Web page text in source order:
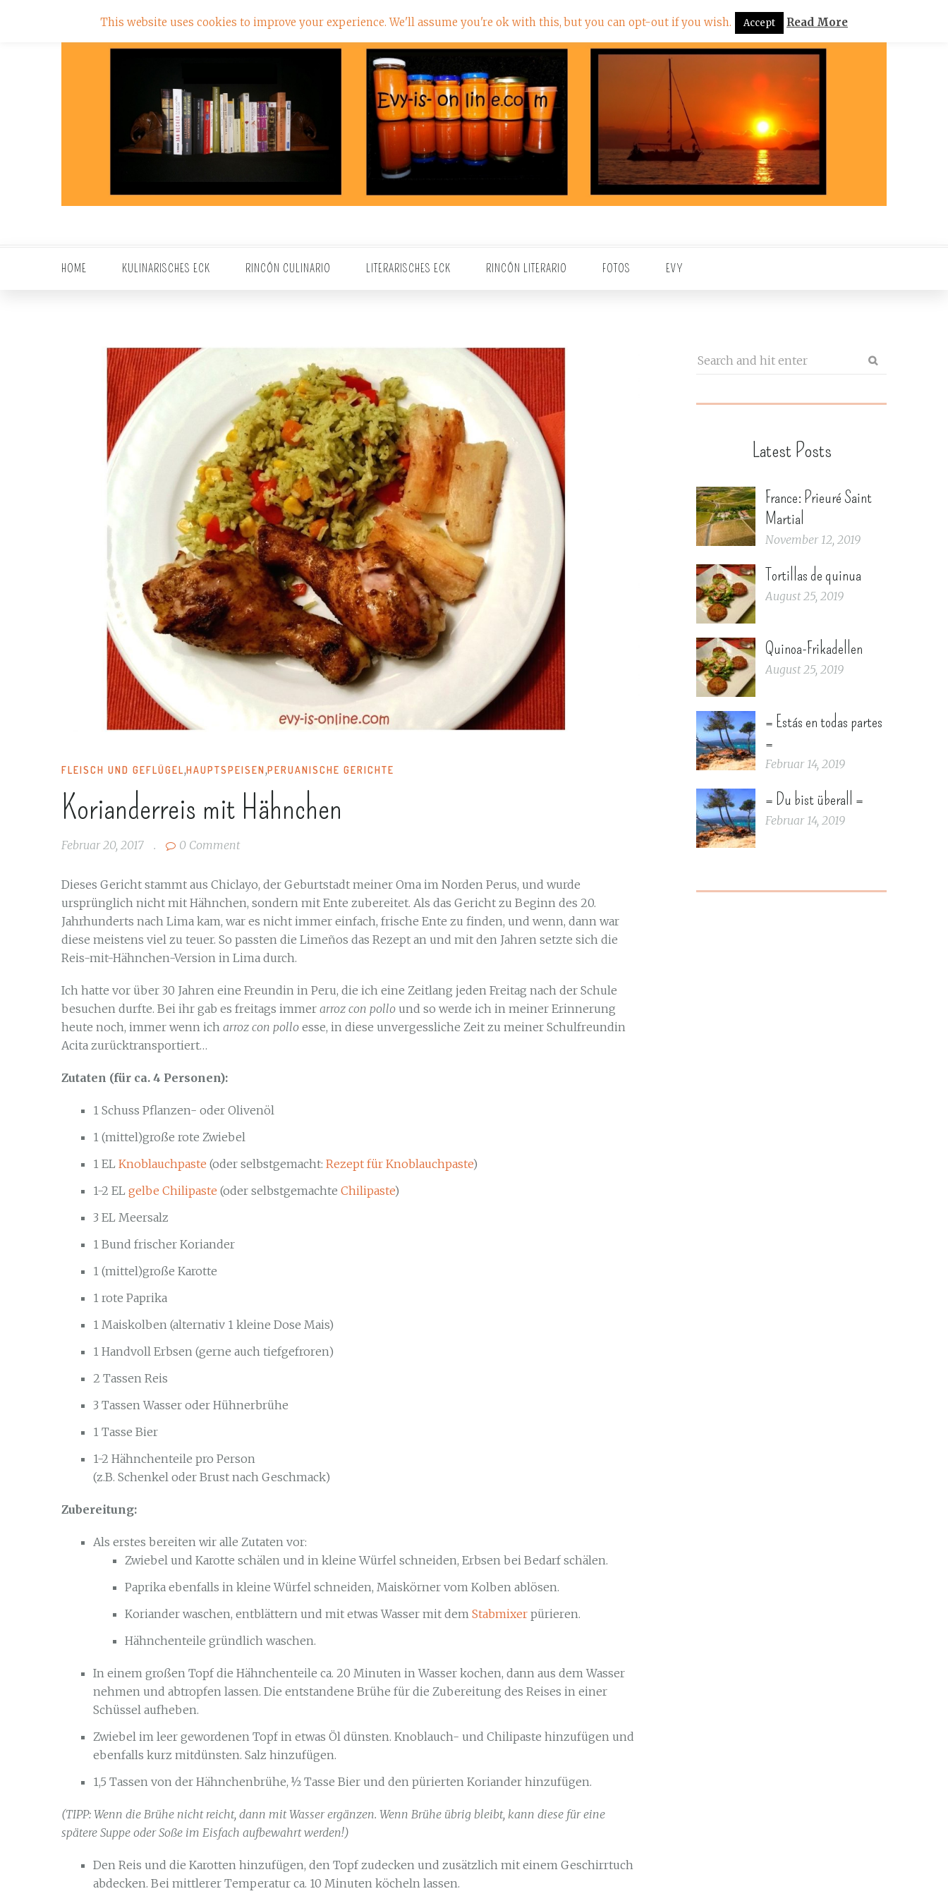
HOME KULINARISCHES ECK RINCÓN CULINARIO LITERARISCHES ECK RINCÓN LITERARIO FOTOS EVY
FLEISCH UND GEFLÜGEL,HAUPTSPEISEN,PERUANISCHE GERICHTE
Korianderreis mit Hähnchen
Februar 20, 2017 0 Comment
Dieses Gericht stammt aus Chiclayo, der Geburtstadt meiner Oma im Norden Perus, und wurde
ursprünglich nicht mit Hähnchen, sondern mit Ente zubereitet. Als das Gericht zu Beginn des 20.
Jahrhunderts nach Lima kam, war es nicht immer einfach, frische Ente zu finden, und wenn, dann war
diese meistens viel zu teuer. So passten die Limeños das Rezept an und mit den Jahren setzte sich die
Reis-mit-Hähnchen-Version in Lima durch.
Ich hatte vor über 30 Jahren eine Freundin in Peru, die ich eine Zeitlang jeden Freitag nach der Schule
besuchen durfte. Bei ihr gab es freitags immer arroz con pollo und so werde ich in meiner Erinnerung
heute noch, immer wenn ich arroz con pollo esse, in diese unvergessliche Zeit zu meiner Schulfreundin
Acita zurücktransportiert…
Zutaten (für ca. 4 Personen):
1 Schuss Pflanzen- oder Olivenöl
1 (mittel)große rote Zwiebel
1 EL Knoblauchpaste (oder selbstgemacht: Rezept für Knoblauchpaste)
1-2 EL gelbe Chilipaste (oder selbstgemachte Chilipaste)
3 EL Meersalz
1 Bund frischer Koriander
1 (mittel)große Karotte
1 rote Paprika
1 Maiskolben (alternativ 1 kleine Dose Mais)
1 Handvoll Erbsen (gerne auch tiefgefroren)
2 Tassen Reis
3 Tassen Wasser oder Hühnerbrühe
1 Tasse Bier
1-2 Hähnchenteile pro Person
(z.B. Schenkel oder Brust nach Geschmack)
Zubereitung:
Als erstes bereiten wir alle Zutaten vor:
Zwiebel und Karotte schälen und in kleine Würfel schneiden, Erbsen bei Bedarf schälen.
Paprika ebenfalls in kleine Würfel schneiden, Maiskörner vom Kolben ablösen.
Koriander waschen, entblättern und mit etwas Wasser mit dem Stabmixer pürieren.
Hähnchenteile gründlich waschen.
In einem großen Topf die Hähnchenteile ca. 20 Minuten in Wasser kochen, dann aus dem Wasser
nehmen und abtropfen lassen. Die entstandene Brühe für die Zubereitung des Reises in einer
Schüssel aufheben.
Zwiebel im leer gewordenen Topf in etwas Öl dünsten. Knoblauch- und Chilipaste hinzufügen und
ebenfalls kurz mitdünsten. Salz hinzufügen.
1,5 Tassen von der Hähnchenbrühe, ½ Tasse Bier und den pürierten Koriander hinzufügen.
(TIPP: Wenn die Brühe nicht reicht, dann mit Wasser ergänzen. Wenn Brühe übrig bleibt, kann diese für eine
spätere Suppe oder Soße im Eisfach aufbewahrt werden!)
Den Reis und die Karotten hinzufügen, den Topf zudecken und zusätzlich mit einem Geschirrtuch
abdecken. Bei mittlerer Temperatur ca. 10 Minuten köcheln lassen.
Latest Posts
France: Prieuré Saint
Martial
November 12, 2019
Tortillas de quinua
August 25, 2019
Quinoa-Frikadellen
August 25, 2019
= Estás en todas partes
=
Februar 14, 2019
= Du bist überall =
Februar 14, 2019
This website uses cookies to improve your experience. We'll assume you're ok with this, but you can opt-out if you wish. Accept Read More